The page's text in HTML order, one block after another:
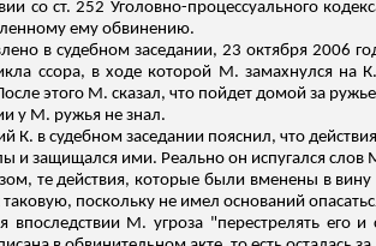
со ст. 252 Уголовно-процессуального
ему обвинению.
в судебном заседании, 23 октября
ссора, в ходе которой М. замахнулся на
этого М. сказал, что пойдет домой за
у М. ружья не знал.
К. в судебном заседании пояснил, что
и защищался ими. Реально он испугался слов
те действия, которые были вменены в
поскольку не имел оснований
впоследствии М. угроза "перестрелять его